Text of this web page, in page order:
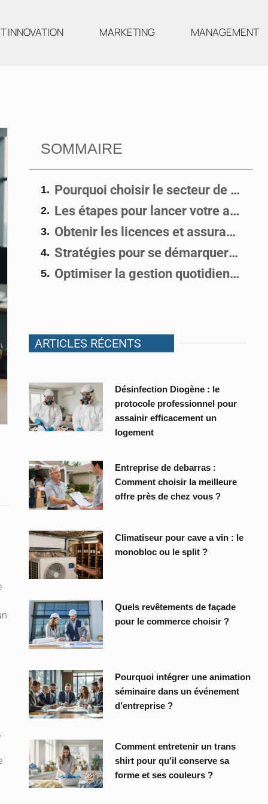
INNOVATION MARKETING MANAGEMENT
SOMMAIRE
Pourquoi choisir le secteur de la location de voiture ?
Les étapes pour lancer votre agence
Obtenir les licences et assurances nécessaires
Stratégies pour se démarquer de la concurrence
Optimiser la gestion quotidienne
ARTICLES RÉCENTS
Désinfection Diogène : le
protocole professionnel pour
assainir efficacement un
logement
Entreprise de debarras :
Comment choisir la meilleure
offre près de chez vous ?
Climatiseur pour cave a vin : le
monobloc ou le split ?
Quels revêtements de façade
pour le commerce choisir ?
Pourquoi intégrer une animation
séminaire dans un événement
d’entreprise ?
Comment entretenir un trans
shirt pour qu’il conserve sa
forme et ses couleurs ?